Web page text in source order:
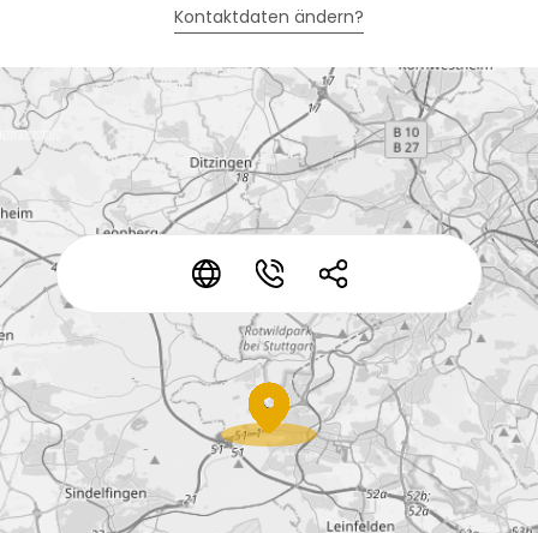
* * *
Kontaktdaten ändern?